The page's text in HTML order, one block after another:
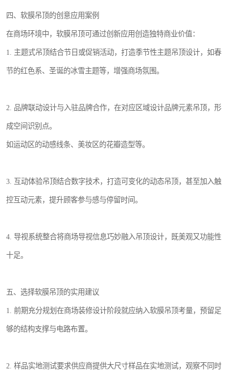
四、软膜吊顶的创意应用案例
在商场环境中，软膜吊顶可通过创新应用创造独特商业价值：
1. 主题式吊顶结合节日或促销活动，打造季节性主题吊顶设计，如春
节的红色系、圣诞的冰雪主题等，增强商场氛围。
2. 品牌联动设计与入驻品牌合作，在对应区域设计品牌元素吊顶，形
成空间识别点。
如运动区的动感线条、美妆区的花瓣造型等。
3. 互动体验吊顶结合数字技术，打造可变化的动态吊顶，甚至加入触
控互动元素，提升顾客参与感与停留时间。
4. 导视系统整合将商场导视信息巧妙融入吊顶设计，既美观又功能性
十足。
五、选择软膜吊顶的实用建议
1. 前期充分规划在商场装修设计阶段就应纳入软膜吊顶考量，预留足
够的结构支撑与电路布置。
2. 样品实地测试要求供应商提供大尺寸样品在实地测试，观察不同时